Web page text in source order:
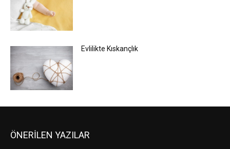
Evlilikte Kıskançlık
ÖNERİLEN YAZILAR